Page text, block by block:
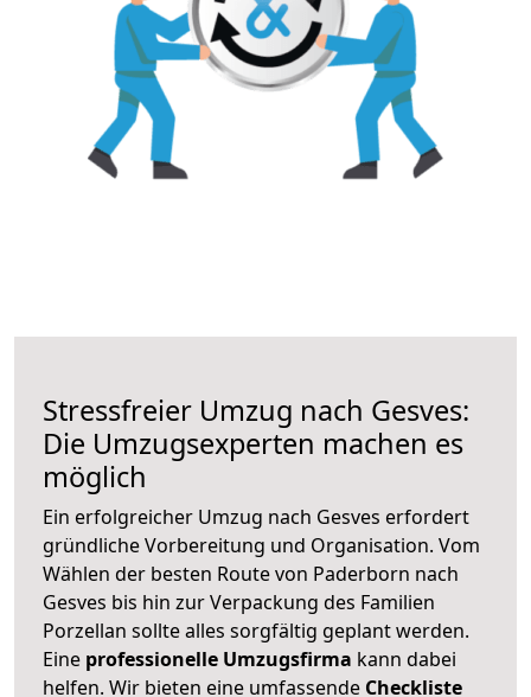
Stressfreier Umzug nach Gesves:
Die Umzugsexperten machen es
möglich
Ein erfolgreicher Umzug nach Gesves erfordert
gründliche Vorbereitung und Organisation. Vom
Wählen der besten Route von Paderborn nach
Gesves bis hin zur Verpackung des Familien
Porzellan sollte alles sorgfältig geplant werden.
Eine professionelle Umzugsfirma kann dabei
helfen. Wir bieten eine umfassende Checkliste